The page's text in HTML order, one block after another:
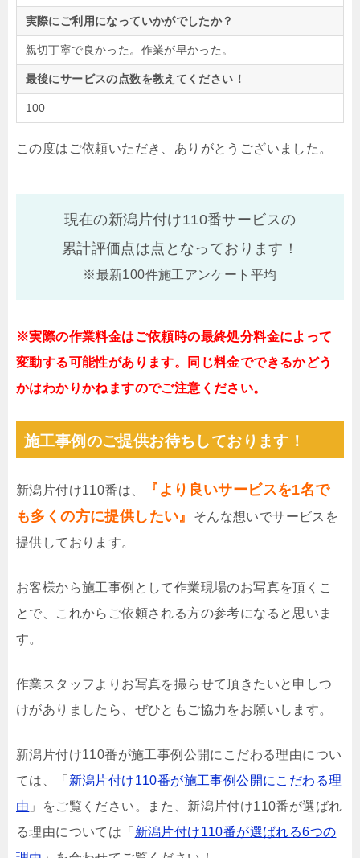
実際にご利用になっていかがでしたか？
親切丁寧で良かった。作業が早かった。
最後にサービスの点数を教えてください！
100
この度はご依頼いただき、ありがとうございました。
現在の新潟片付け110番サービスの
累計評価点は点となっております！
※最新100件施工アンケート平均
※実際の作業料金はご依頼時の最終処分料金によって
変動する可能性があります。同じ料金でできるかどう
かはわかりかねますのでご注意ください。
施工事例のご提供お待ちしております！
新潟片付け110番は、
『より良いサービスを1名で
も多くの方に提供したい』
そんな想いでサービスを
提供しております。
お客様から施工事例として作業現場のお写真を頂くこ
とで、これからご依頼される方の参考になると思いま
す。
作業スタッフよりお写真を撮らせて頂きたいと申しつ
けがありましたら、ぜひともご協力をお願いします。
新潟片付け110番が施工事例公開にこだわる理由につい
ては、「 新潟片付け110番が施工事例公開にこだわる理
由 」をご覧ください。また、新潟片付け110番が選ばれ
る理由については「 新潟片付け110番が選ばれる6つの